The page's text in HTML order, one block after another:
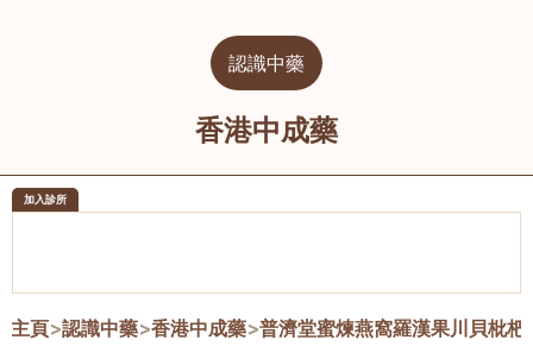
認識中藥
香港中成藥
加入診所
主頁>認識中藥>香港中成藥>普濟堂蜜煉燕窩羅漢果川貝枇杷